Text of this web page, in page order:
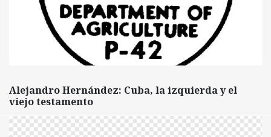
Alejandro Hernández: Cuba, la izquierda y el
viejo testamento